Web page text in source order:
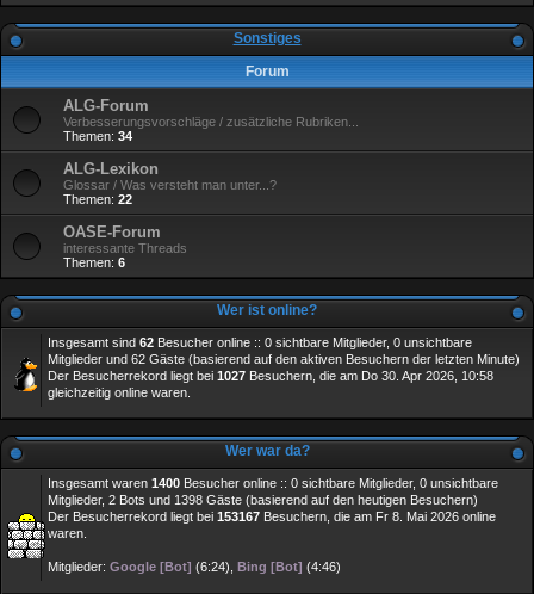
Sonstiges
Forum
ALG-Forum
Verbesserungsvorschläge / zusätzliche Rubriken...
Themen: 34
ALG-Lexikon
Glossar / Was versteht man unter...?
Themen: 22
OASE-Forum
interessante Threads
Themen: 6
Wer ist online?
Insgesamt sind 62 Besucher online :: 0 sichtbare Mitglieder, 0 unsichtbare
Mitglieder und 62 Gäste (basierend auf den aktiven Besuchern der letzten Minute)
Der Besucherrekord liegt bei 1027 Besuchern, die am Do 30. Apr 2026, 10:58
gleichzeitig online waren.
Wer war da?
Insgesamt waren 1400 Besucher online :: 0 sichtbare Mitglieder, 0 unsichtbare
Mitglieder, 2 Bots und 1398 Gäste (basierend auf den heutigen Besuchern)
Der Besucherrekord liegt bei 153167 Besuchern, die am Fr 8. Mai 2026 online
waren.
Mitglieder: Google [Bot] (6:24), Bing [Bot] (4:46)